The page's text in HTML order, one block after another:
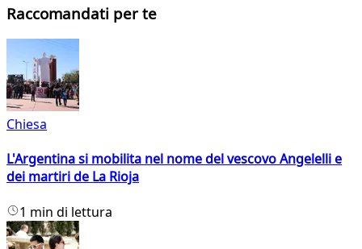
Raccomandati per te
Chiesa
L'Argentina si mobilita nel nome del vescovo Angelelli e
dei martiri de La Rioja
1 min di lettura